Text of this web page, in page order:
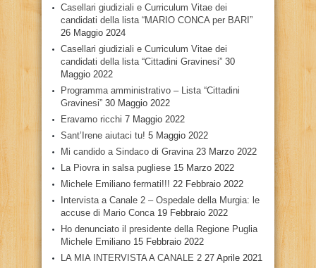
Casellari giudiziali e Curriculum Vitae dei
candidati della lista “MARIO CONCA per BARI”
26 Maggio 2024
Casellari giudiziali e Curriculum Vitae dei
candidati della lista “Cittadini Gravinesi” 30
Maggio 2022
Programma amministrativo – Lista “Cittadini
Gravinesi” 30 Maggio 2022
Eravamo ricchi 7 Maggio 2022
Sant’Irene aiutaci tu! 5 Maggio 2022
Mi candido a Sindaco di Gravina 23 Marzo 2022
La Piovra in salsa pugliese 15 Marzo 2022
Michele Emiliano fermati!!! 22 Febbraio 2022
Intervista a Canale 2 – Ospedale della Murgia: le
accuse di Mario Conca 19 Febbraio 2022
Ho denunciato il presidente della Regione Puglia
Michele Emiliano 15 Febbraio 2022
LA MIA INTERVISTA A CANALE 2 27 Aprile 2021